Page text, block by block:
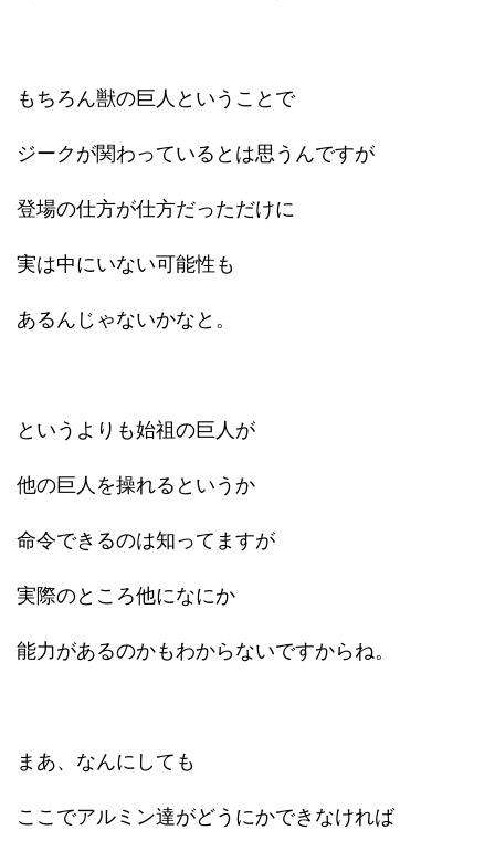
もちろん獣の巨人ということで
ジークが関わっているとは思うんですが
登場の仕方が仕方だっただけに
実は中にいない可能性も
あるんじゃないかなと。
というよりも始祖の巨人が
他の巨人を操れるというか
命令できるのは知ってますが
実際のところ他になにか
能力があるのかもわからないですからね。
まあ、なんにしても
ここでアルミン達がどうにかできなければ